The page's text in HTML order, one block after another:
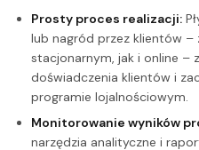
Prosty proces realizacji:
lub nagród przez klientów –
stacjonarnym, jak i online –
doświadczenia klientów i
programie lojalnościowym.
Monitorowanie wyników
narzędzia analityczne i